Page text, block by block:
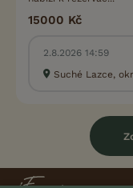
15000 Kč
2.8.2026 14:59
Suché Lazce,